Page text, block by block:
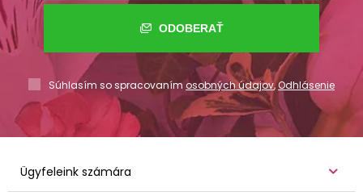
ODOBERAŤ
Súhlasím so spracovaním osobných údajov,Odhlásenie
Ügyfeleink számára